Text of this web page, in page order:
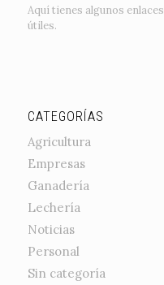
Aquí tienes algunos
útiles.
CATEGORÍAS
Agricultura
Empresas
Ganadería
Lechería
Noticias
Personal
Sin categoría